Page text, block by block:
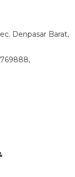
Denpasar Barat,